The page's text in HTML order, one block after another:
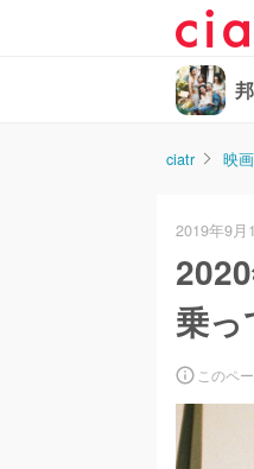
ciatr 映画
2019年9月
乗っ
このペ